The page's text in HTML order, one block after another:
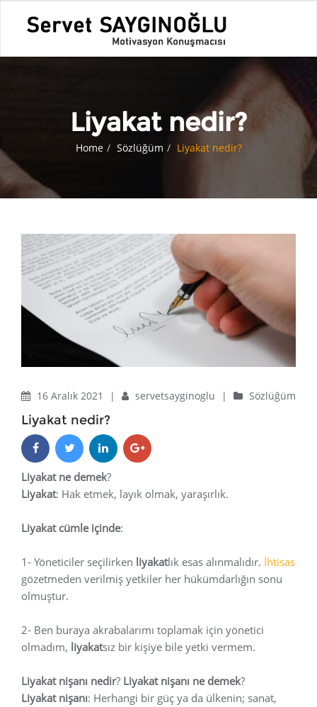
Liyakat nedir?
Home Sözlüğüm Liyakat nedir?
16 Aralık 2021 | servetsayginoglu | Sözlüğüm
Liyakat nedir?
Liyakat ne demek?
Liyakat: Hak etmek, layık olmak, yaraşırlık.
Liyakat cümle içinde:
1- Yöneticiler seçilirken liyakatlık esas alınmalıdır. İhtisas
gözetmeden verilmiş yetkiler her hükümdarlığın sonu
olmuştur.
2- Ben buraya akrabalarımı toplamak için yönetici
olmadım, liyakatsız bir kişiye bile yetki vermem.
Liyakat nişanı nedir? Liyakat nişanı ne demek?
Liyakat nişanı: Herhangi bir güç ya da ülkenin; sanat,